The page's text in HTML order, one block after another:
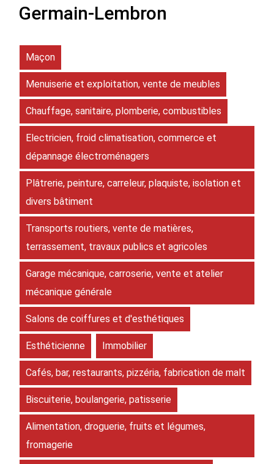
Germain-Lembron
Maçon
Menuiserie et exploitation, vente de meubles
Chauffage, sanitaire, plomberie, combustibles
Electricien, froid climatisation, commerce et
dépannage électroménagers
Plâtrerie, peinture, carreleur, plaquiste, isolation et
divers bâtiment
Transports routiers, vente de matières,
terrassement, travaux publics et agricoles
Garage mécanique, carroserie, vente et atelier
mécanique générale
Salons de coiffures et d'esthétiques
Esthéticienne Immobilier
Cafés, bar, restaurants, pizzéria, fabrication de malt
Biscuiterie, boulangerie, patisserie
Alimentation, droguerie, fruits et légumes,
fromagerie